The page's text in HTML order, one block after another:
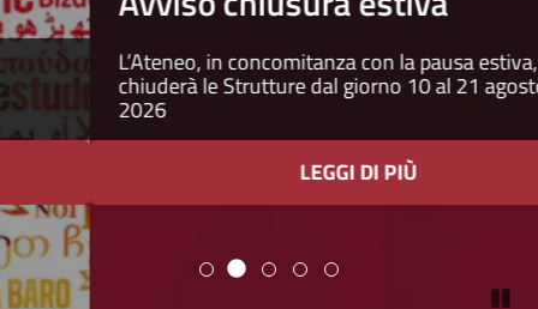
L’Ateneo, in concomitanza con la pausa estiva,
chiuderà le Strutture dal giorno 10 al 21 agosto
2026
LEGGI DI PIÙ